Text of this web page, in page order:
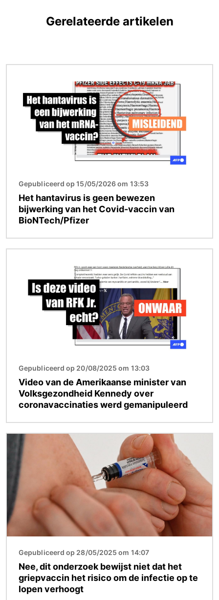
Gerelateerde artikelen
Gepubliceerd op 15/05/2026 om 13:53
Het hantavirus is geen bewezen
bijwerking van het Covid-vaccin van
BioNTech/Pfizer
Gepubliceerd op 20/08/2025 om 13:03
Video van de Amerikaanse minister van
Volksgezondheid Kennedy over
coronavaccinaties werd gemanipuleerd
Afbeelding
Gepubliceerd op 28/05/2025 om 14:07
Nee, dit onderzoek bewijst niet dat het
griepvaccin het risico om de infectie op te
lopen verhoogt